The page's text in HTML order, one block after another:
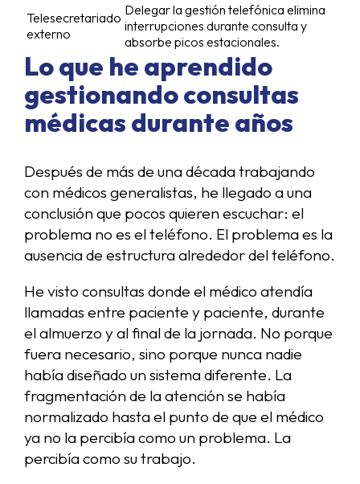
Telesecretariado
externo
Delegar la gestión telefónica elimina
interrupciones durante consulta y
absorbe picos estacionales.
Lo que he aprendido
gestionando consultas
médicas durante años
Después de más de una década trabajando
con médicos generalistas, he llegado a una
conclusión que pocos quieren escuchar: el
problema no es el teléfono. El problema es la
ausencia de estructura alrededor del teléfono.
He visto consultas donde el médico atendía
llamadas entre paciente y paciente, durante
el almuerzo y al final de la jornada. No porque
fuera necesario, sino porque nunca nadie
había diseñado un sistema diferente. La
fragmentación de la atención se había
normalizado hasta el punto de que el médico
ya no la percibía como un problema. La
percibía como su trabajo.